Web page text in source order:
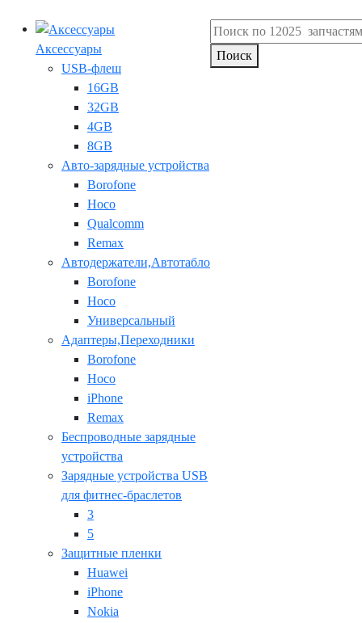
Аксессуары
USB-флеш
16GB
32GB
4GB
8GB
Авто-зарядные устройства
Borofone
Hoco
Qualcomm
Remax
Автодержатели,Автотабло
Borofone
Hoco
Универсальный
Адаптеры,Переходники
Borofone
Hoco
iPhone
Remax
Беспроводные зарядные
устройства
Зарядные устройства USB
для фитнес-браслетов
3
5
Защитные пленки
Huawei
iPhone
Nokia
Поиск